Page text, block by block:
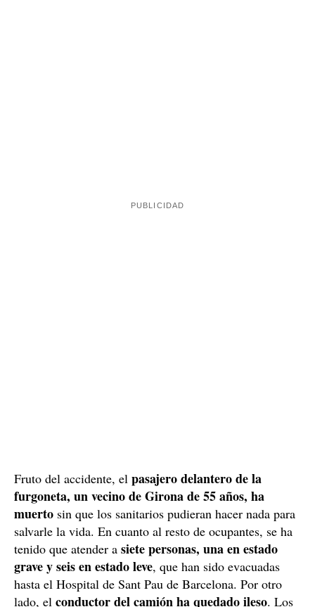
Fruto del accidente, el pasajero delantero de la
furgoneta, un vecino de Girona de 55 años, ha
muerto sin que los sanitarios pudieran hacer nada para
salvarle la vida. En cuanto al resto de ocupantes, se ha
tenido que atender a siete personas, una en estado
grave y seis en estado leve, que han sido evacuadas
hasta el Hospital de Sant Pau de Barcelona. Por otro
lado, el conductor del camión ha quedado ileso. Los